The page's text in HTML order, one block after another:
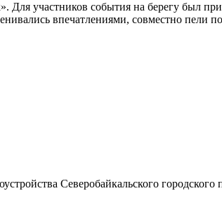
Для участников события на берегу был
впечатлениями, совместно пели
Северобайкальского